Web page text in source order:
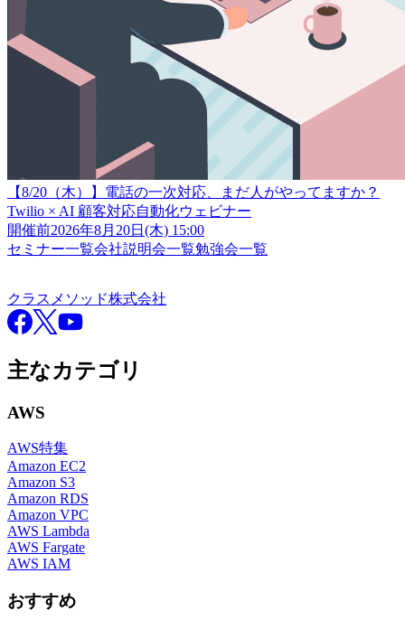
【8/20（木）】電話の一次対応、まだ人がやってますか？
Twilio × AI 顧客対応自動化ウェビナー
開催前2026年8月20日(木) 15:00
セミナー一覧会社説明会一覧勉強会一覧
クラスメソッド株式会社
Facebook
X YouTube
主なカテゴリ
AWS
AWS特集
Amazon EC2
Amazon S3
Amazon RDS
Amazon VPC
AWS Lambda
AWS Fargate
AWS IAM
おすすめ